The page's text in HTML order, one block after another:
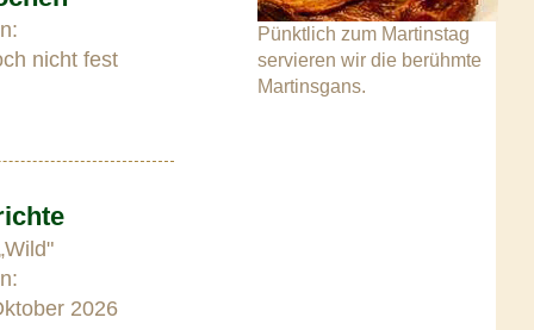
nicht fest
2026
Pünktlich zum Martinstag
servieren wir die berühmte
Martinsgans.